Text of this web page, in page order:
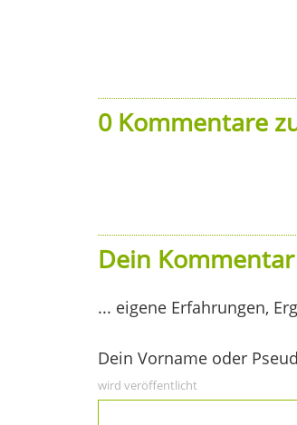
0 Kommentare
Dein
... eigene Erfahrungen,
Dein Vorname oder
wird veröffentlicht